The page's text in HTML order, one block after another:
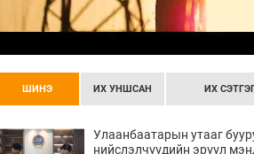
ШИНЭ ИХ УНШСАН ИХ
Улаанбаатарын утааг
нийслэлчүүдийн эрүүл